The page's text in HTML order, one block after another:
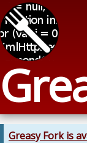
Greasy Fork is